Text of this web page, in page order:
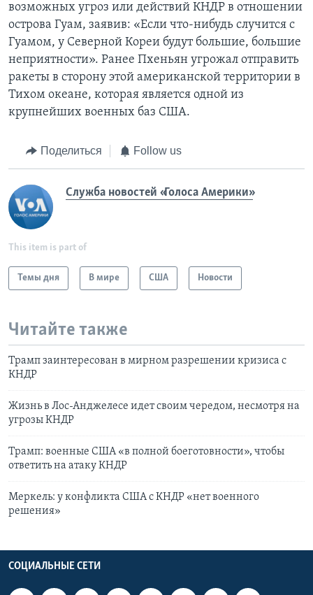
возможных угроз или действий КНДР в отношении
острова Гуам, заявив: «Если что-нибудь случится с
Гуамом, у Северной Кореи будут большие, большие
неприятности». Ранее Пхеньян угрожал отправить
ракеты в сторону этой американской территории в
Тихом океане, которая является одной из
крупнейших военных баз США.
Поделиться Follow us
Служба новостей «Голоса Америки»
This item is part of
Темы дня В мире США Новости
Читайте также
Трамп заинтересован в мирном разрешении кризиса c
КНДР
Жизнь в Лос-Анджелесе идет своим чередом, несмотря на
угрозы КНДР
Трамп: военные США «в полной боеготовности», чтобы
ответить на атаку КНДР
Меркель: у конфликта США с КНДР «нет военного
решения»
СОЦИАЛЬНЫЕ СЕТИ